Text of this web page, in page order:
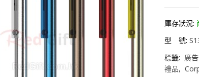
庫存狀況:
型 號:
標籤: 廣
禮品